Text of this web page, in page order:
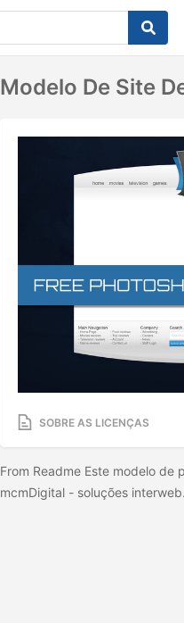
Modelo De Site
SOBRE AS LICENÇAS
From Readme Este modelo
mcmDigital - soluções